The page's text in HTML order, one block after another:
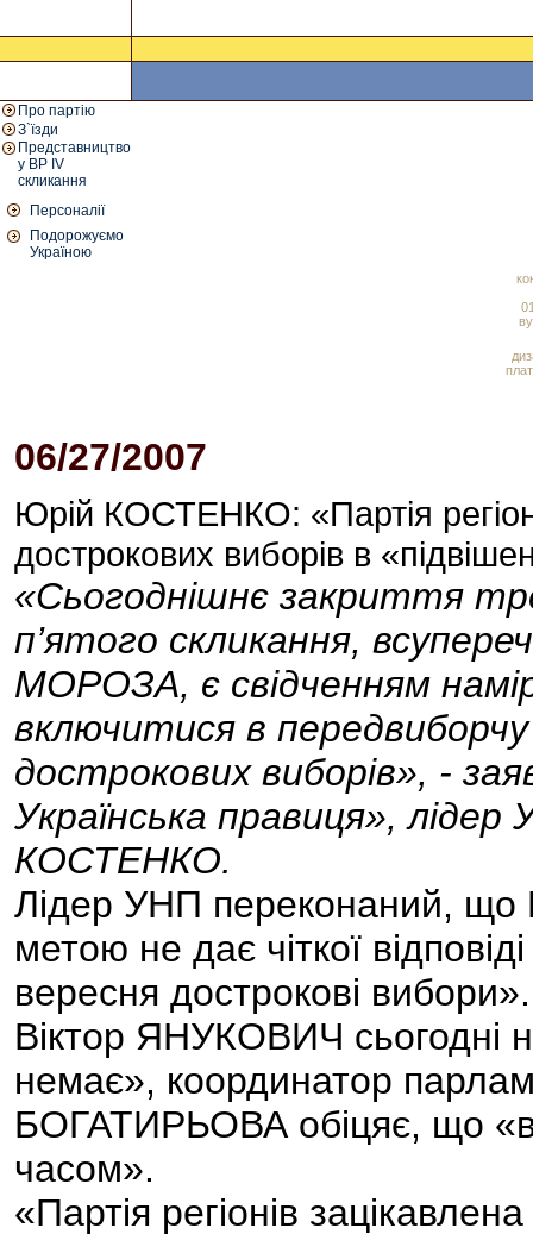
Про партію
З`їзди
Представництво
у ВР IV
скликання
Персоналії
Подорожуємо
Україною
06/27/2007
Юрій КОСТЕНКО: «Партія
дострокових виборів в
«Сьогоднішнє закриття
п’ятого скликання,
МОРОЗА, є свідченням
включитися в
дострокових виборів», -
Українська правиця», лідер
КОСТЕНКО.
Лідер УНП переконаний, що
метою не дає чіткої
вересня дострокові
Віктор ЯНУКОВИЧ сьогодні
немає», координатор
БОГАТИРЬОВА обіцяє, що
часом».
«Партія регіонів